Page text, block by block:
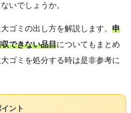
いでしょうか。
ゴミの出し方を解説します。 申
できない品目についてもまとめ
ゴミを処分する時は是非参考に
ント